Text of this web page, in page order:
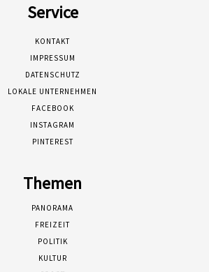
Service
KONTAKT
IMPRESSUM
DATENSCHUTZ
LOKALE UNTERNEHMEN
FACEBOOK
INSTAGRAM
PINTEREST
Themen
PANORAMA
FREIZEIT
POLITIK
KULTUR